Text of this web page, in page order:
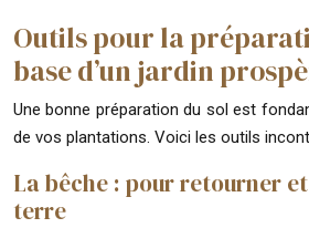
Outils pour la
base d’un jardin
Une bonne préparation du sol est
de vos plantations. Voici les outils
La bêche : pour retourner
terre